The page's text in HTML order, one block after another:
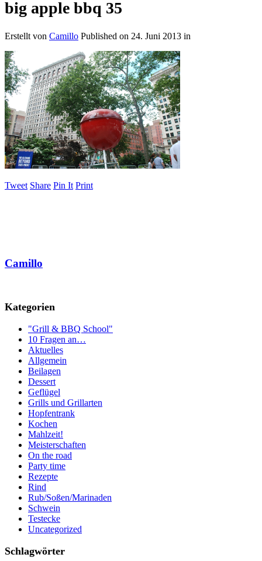
big apple bbq 35
Erstellt von Camillo Published on 24. Juni 2013 in
Tweet Share Pin It Print
Camillo
Kategorien
"Grill & BBQ School"
10 Fragen an…
Aktuelles
Allgemein
Beilagen
Dessert
Geflügel
Grills und Grillarten
Hopfentrank
Kochen
Mahlzeit!
Meisterschaften
On the road
Party time
Rezepte
Rind
Rub/Soßen/Marinaden
Schwein
Testecke
Uncategorized
Schlagwörter